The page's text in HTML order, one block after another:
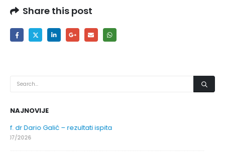
Share this post
NAJNOVIJE
Obavještenje za javnost 30.07.2026. godine
30/07/2026